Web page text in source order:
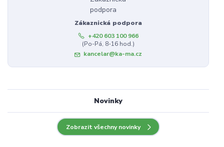
Zákaznická podpora
+420 603 100 966
(Po-Pá, 8-16 hod.)
kancelar@ka-ma.cz
Novinky
Zobrazit všechny novinky